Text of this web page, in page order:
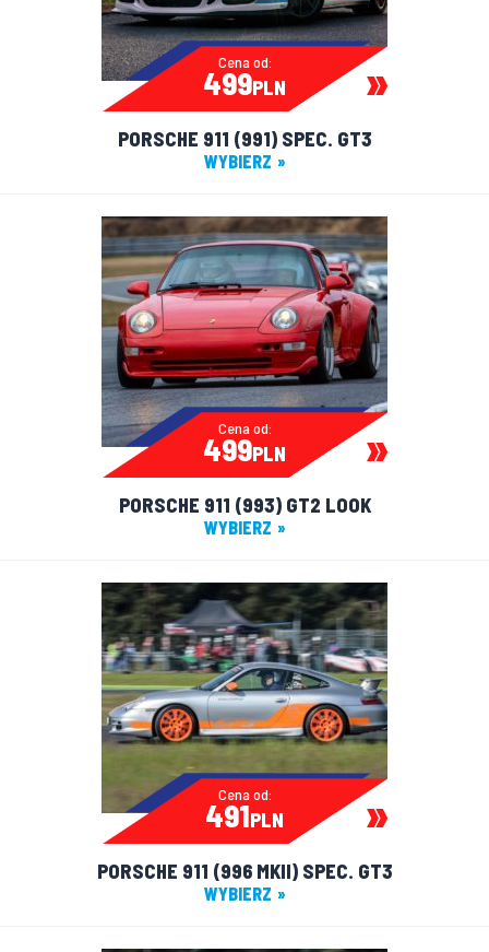
Cena od:
499PLN
PORSCHE 911 (991) SPEC. GT3
WYBIERZ
Cena od:
499PLN
PORSCHE 911 (993) GT2 LOOK
WYBIERZ
Cena od:
491PLN
PORSCHE 911 (996 MKII) SPEC. GT3
WYBIERZ